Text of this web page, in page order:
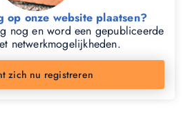
op onze website plaatsen?
nog en word een gepubliceerde
netwerkmogelijkheden.
zich nu registreren